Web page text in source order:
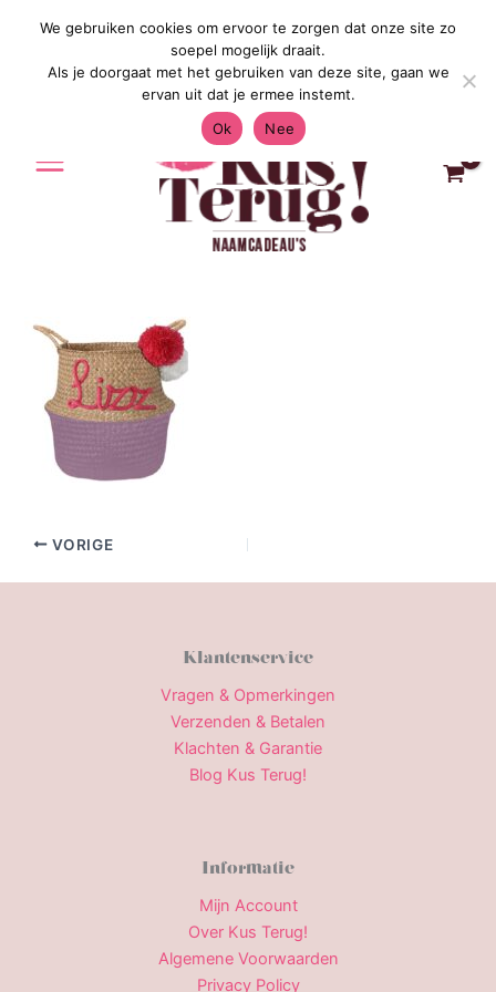
Gratis Verzending in Nederland &
VORIGE
Klantenservice
Vragen & Opmerkingen
Verzenden & Betalen
Klachten & Garantie
Blog Kus Terug!
Informatie
Mijn Account
Over Kus Terug!
Algemene Voorwaarden
Privacy Policy
We gebruiken cookies om ervoor te zorgen dat onze site zo
soepel mogelijk draait.
Als je doorgaat met het gebruiken van deze site, gaan we
ervan uit dat je ermee instemt.
Ok
Nee